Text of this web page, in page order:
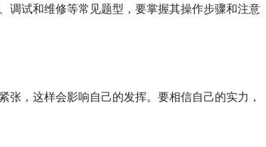
调试和维修等常见题型，要掌握其操作步骤和注意
，这样会影响自己的发挥。要相信自己的实力，